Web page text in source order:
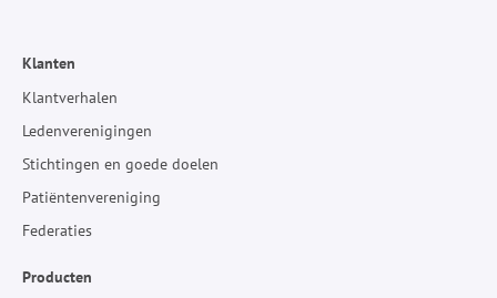
Klanten
Klantverhalen
Ledenverenigingen
Stichtingen en goede doelen
Patiëntenvereniging
Federaties
Producten